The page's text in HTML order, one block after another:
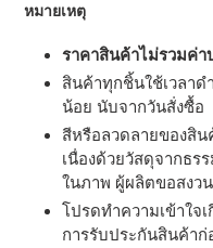
หมายเหตุ
ราคาสินค้าไม่รวมค่า
สินค้าทุกชิ้นใช้เวลาด
น้อย นับจากวันสั่งซื้อ
สีหรือลวดลายของสิ
เนื่องด้วยวัสดุจากธร
ในภาพ ผู้ผลิตขอสงว
โปรดทำความเข้าใจ
การรับประกันสินค้า